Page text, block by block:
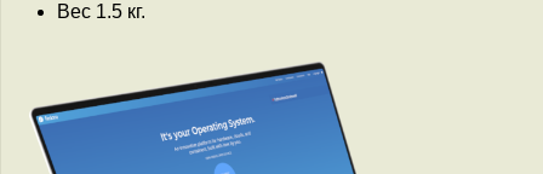
Вес 1.5 кг.